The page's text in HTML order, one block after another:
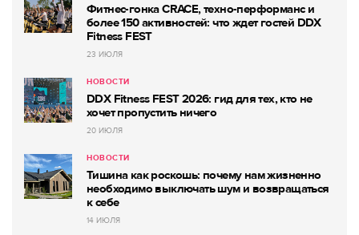
Фитнес-гонка CRACE, техно-перформанс и
более 150 активностей: что ждет гостей DDX
Fitness FEST
23 ИЮЛЯ
НОВОСТИ
DDX Fitness FEST 2026: гид для тех, кто не
хочет пропустить ничего
20 ИЮЛЯ
НОВОСТИ
Тишина как роскошь: почему нам жизненно
необходимо выключать шум и возвращаться
к себе
14 ИЮЛЯ